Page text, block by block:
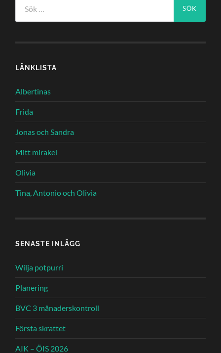
efter:
LÄNKLISTA
Albertinas
Frida
Jonas och Sandra
Mitt mirakel
Olivia
Tina, Antonio och Olivia
SENASTE INLÄGG
Wilja potpurri
Planering
BVC 3 månaderskontroll
Första skrattet
AIK – ÖIS 2026